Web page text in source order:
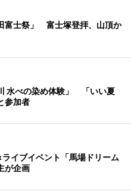
富士祭」 富士塚登拝、山頂か
水べの染め体験」 「いい夏
参加者
イブイベント「馬場ドリーム
が企画